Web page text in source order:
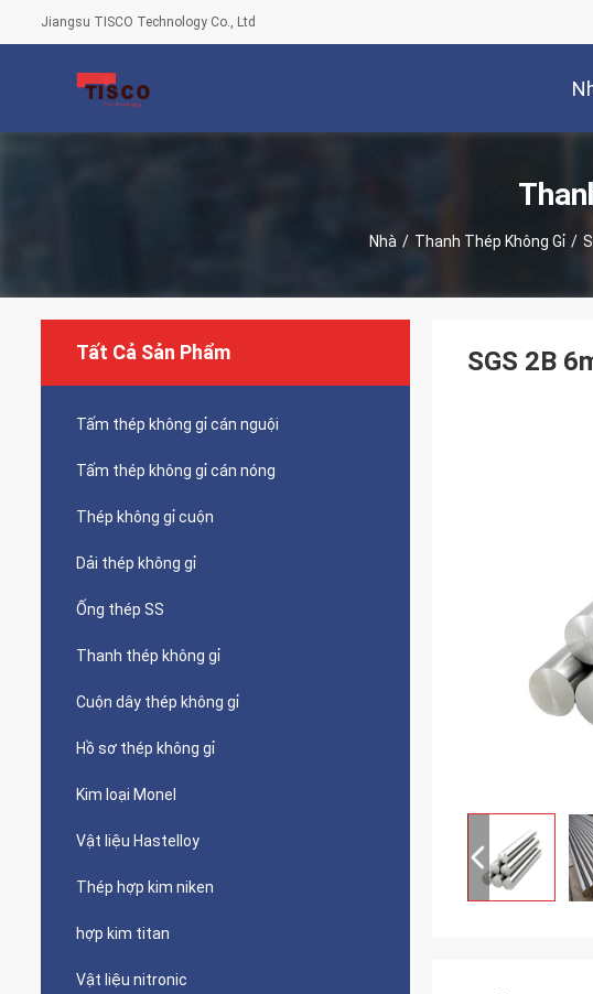
Jiangsu TISCO Technology Co., Ltd
Nhà / Thanh Thép Không Gỉ /
Tất Cả Sản Phẩm
Tấm thép không gỉ cán nguội
Tấm thép không gỉ cán nóng
Thép không gỉ cuộn
Dải thép không gỉ
Ống thép SS
Thanh thép không gỉ
Cuộn dây thép không gỉ
Hồ sơ thép không gỉ
Kim loại Monel
Vật liệu Hastelloy
Thép hợp kim niken
hợp kim titan
Vật liệu nitronic
SGS 2B